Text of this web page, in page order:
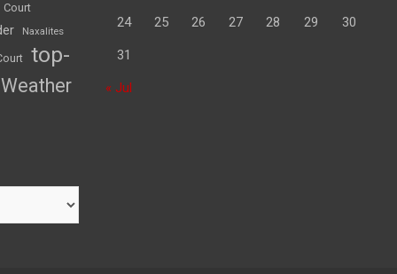
Court
Naxalites
top-
Weather
24 25 26 27 28 29 30
31
« Jul